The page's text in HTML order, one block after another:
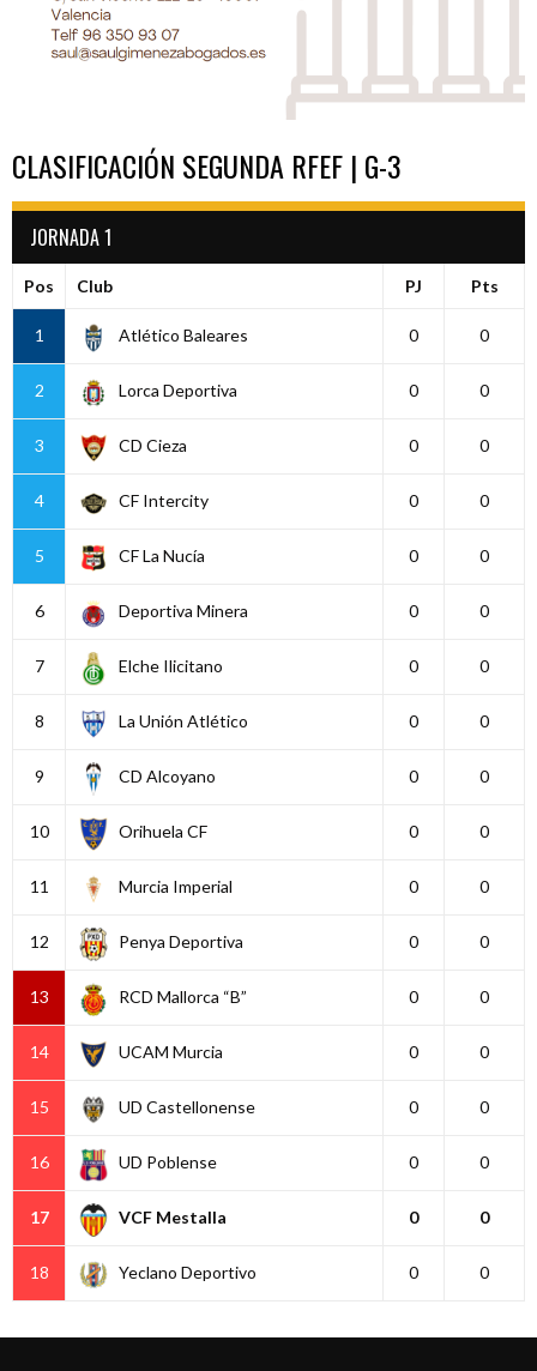
CLASIFICACIÓN SEGUNDA RFEF | G-3
JORNADA 1
Pos Club PJ Pts
1 Atlético Baleares 0 0
2 Lorca Deportiva 0 0
3 CD Cieza 0 0
4 CF Intercity 0 0
5 CF La Nucía 0 0
6 Deportiva Minera 0 0
7 Elche Ilicitano 0 0
8 La Unión Atlético 0 0
9 CD Alcoyano 0 0
10 Orihuela CF 0 0
11 Murcia Imperial 0 0
12 Penya Deportiva 0 0
13 RCD Mallorca “B” 0 0
14 UCAM Murcia 0 0
15 UD Castellonense 0 0
16 UD Poblense 0 0
17 VCF Mestalla 0 0
18 Yeclano Deportivo 0 0